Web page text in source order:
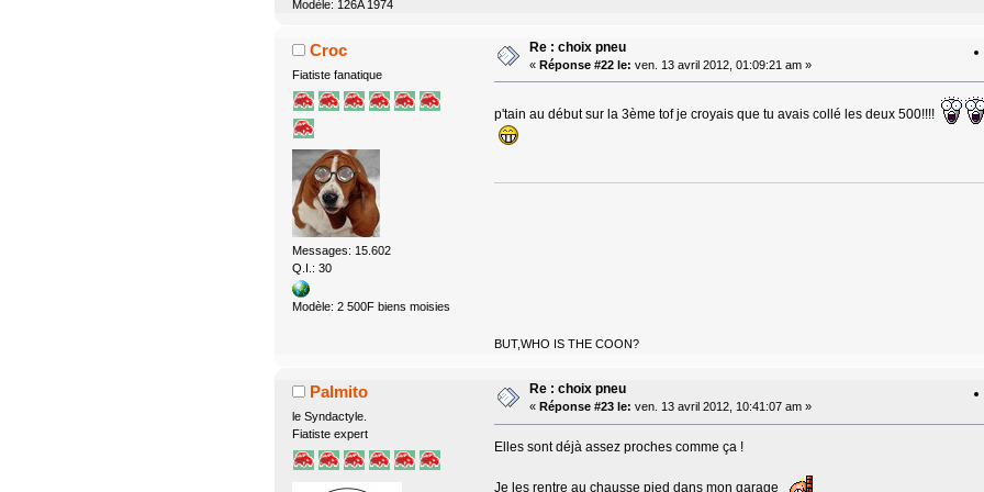
Modèle: 126A 1974
Croc
Fiatiste fanatique
Messages: 15.602
Q.I.: 30
Modèle: 2 500F biens moisies
Re : choix pneu
« Réponse #22 le: ven. 13 avril 2012, 01:09:21 am »
p'tain au début sur la 3ème tof je croyais que tu avais collé les deux 500!!!!
BUT,WHO IS THE COON?
Palmito
le Syndactyle.
Fiatiste expert
Re : choix pneu
« Réponse #23 le: ven. 13 avril 2012, 10:41:07 am »
Elles sont déjà assez proches comme ça !
Je les rentre au chausse pied dans mon garage